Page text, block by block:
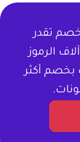
تقدر
الرموز
بخصم أكثر